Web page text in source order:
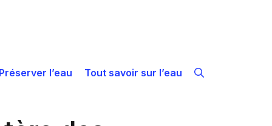
Préserver l’eau Tout savoir sur l’eau